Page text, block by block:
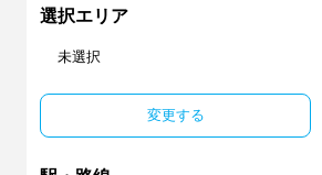
選択エリア
未選択
変更する